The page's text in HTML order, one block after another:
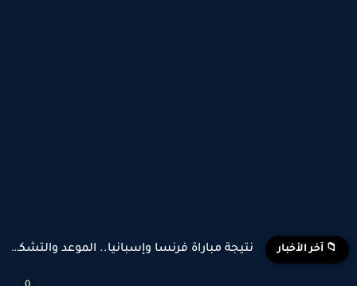
📁 آخر الأخبار نتيجة مباراة فرنسا وإسبانيا.. الموعد والتشكيل المتوقع وأبرز اللاعبين...